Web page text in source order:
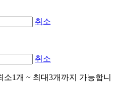
취소
취소
1개 ~ 최대3개까지 가능합니